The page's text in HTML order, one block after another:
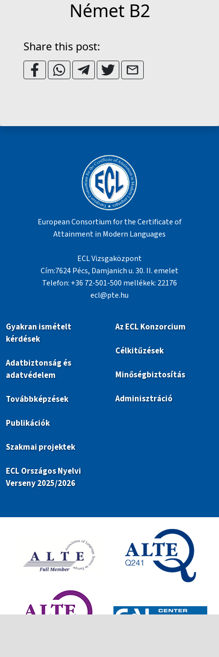
Német B2
Share this post:
European Consortium for the Certificate of
Attainment in Modern Languages
ECL Vizsgaközpont
Cím:7624 Pécs, Damjanich u. 30. II. emelet
Telefon: +36 72-501-500 mellékek: 22176
ecl@pte.hu
Gyakran ismételt
kérdések
Adatbiztonság és
adatvédelem
Továbbképzések
Publikációk
Szakmai projektek
ECL Országos Nyelvi
Verseny 2025/2026
Az ECL Konzorcium
Célkitűzések
Minőségbiztosítás
Adminisztráció